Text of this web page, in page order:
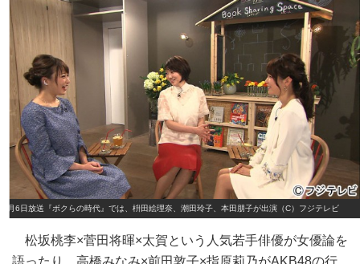
3月6日放送『ボクらの時代』では、枡田絵理奈、潮田玲子、本田朋子が出演（C）フジテレビ
松坂桃李×菅田将暉×太賀という人気若手俳優が女優論を